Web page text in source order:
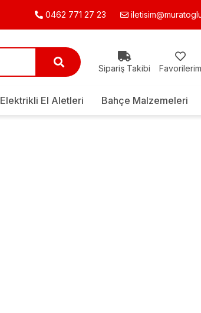
0462 771 27 23
Sipariş Takibi Favorilerim
Elektrikli El Aletleri Bahçe Malzemeleri